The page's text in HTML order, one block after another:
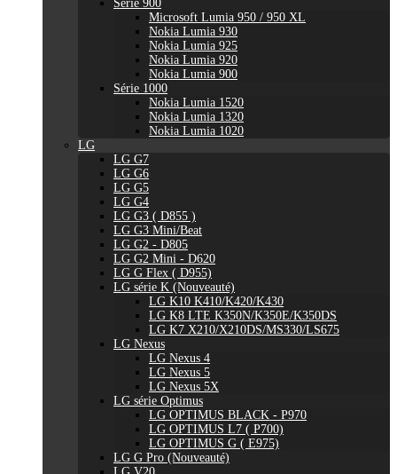
Série 900
Microsoft Lumia 950 / 950 XL
Nokia Lumia 930
Nokia Lumia 925
Nokia Lumia 920
Nokia Lumia 900
Série 1000
Nokia Lumia 1520
Nokia Lumia 1320
Nokia Lumia 1020
LG
LG G7
LG G6
LG G5
LG G4
LG G3 ( D855 )
LG G3 Mini/Beat
LG G2 - D805
LG G2 Mini - D620
LG G Flex ( D955)
LG série K (Nouveauté)
LG K10 K410/K420/K430
LG K8 LTE K350N/K350E/K350DS
LG K7 X210/X210DS/MS330/LS675
LG Nexus
LG Nexus 4
LG Nexus 5
LG Nexus 5X
LG série Optimus
LG OPTIMUS BLACK - P970
LG OPTIMUS L7 ( P700)
LG OPTIMUS G ( E975)
LG G Pro (Nouveauté)